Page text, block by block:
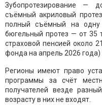
Зубопротезирование —
съёмный акриловый
полный съёмный на
бюгельный протез — от 35
страховой пенсией около
фонда на апрель 2026
Регионы имеют право
программы за счёт
получателей везде
возрасту в них не входят.